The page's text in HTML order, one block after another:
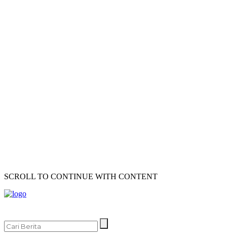
SCROLL TO CONTINUE WITH CONTENT